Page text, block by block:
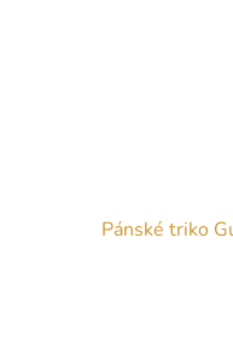
Pánské triko